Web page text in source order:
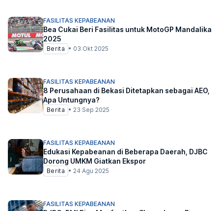
FASILITAS KEPABEANAN
Bea Cukai Beri Fasilitas untuk MotoGP Mandalika
2025
Berita • 03 Okt 2025
FASILITAS KEPABEANAN
8 Perusahaan di Bekasi Ditetapkan sebagai AEO,
Apa Untungnya?
Berita • 23 Sep 2025
FASILITAS KEPABEANAN
Edukasi Kepabeanan di Beberapa Daerah, DJBC
Dorong UMKM Giatkan Ekspor
Berita • 24 Agu 2025
FASILITAS KEPABEANAN